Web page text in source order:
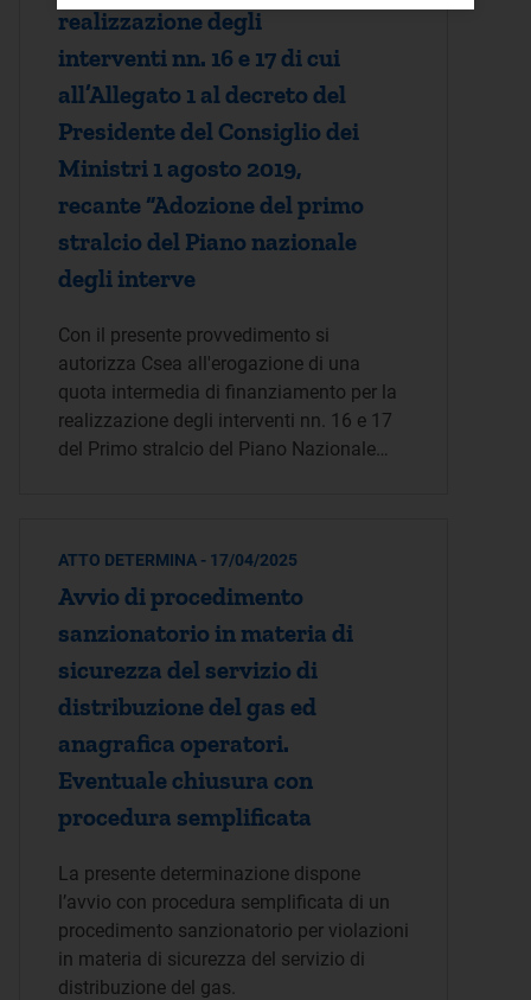
realizzazione degli
interventi nn. 16 e 17 di cui
all’Allegato 1 al decreto del
Presidente del Consiglio dei
Ministri 1 agosto 2019,
recante “Adozione del primo
stralcio del Piano nazionale
degli interve
Con il presente provvedimento si
autorizza Csea all'erogazione di una
quota intermedia di finanziamento per la
realizzazione degli interventi nn. 16 e 17
del Primo stralcio del Piano Nazionale…
ATTO DETERMINA - 17/04/2025
Avvio di procedimento
sanzionatorio in materia di
sicurezza del servizio di
distribuzione del gas ed
anagrafica operatori.
Eventuale chiusura con
procedura semplificata
La presente determinazione dispone
l’avvio con procedura semplificata di un
procedimento sanzionatorio per violazioni
in materia di sicurezza del servizio di
distribuzione del gas.